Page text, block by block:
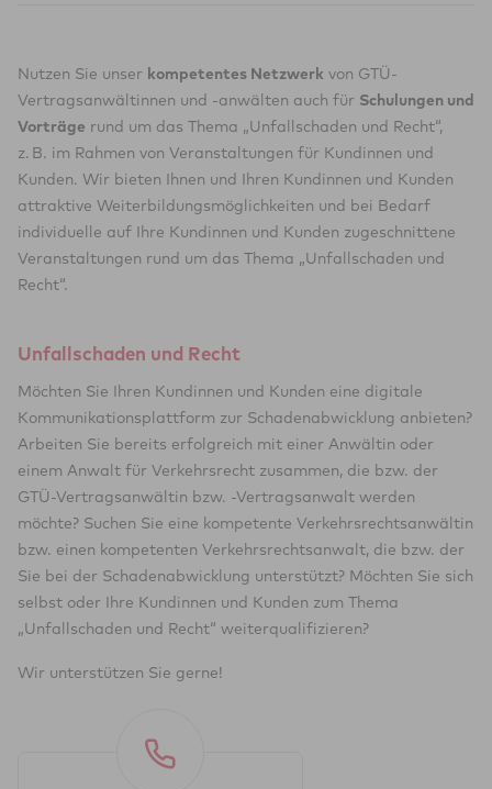
Nutzen Sie unser kompetentes Netzwerk von GTÜ-
Vertragsanwältinnen und -anwälten auch für Schulungen und
Vorträge rund um das Thema „Unfallschaden und Recht“,
z. B. im Rahmen von Veranstaltungen für Kundinnen und
Kunden. Wir bieten Ihnen und Ihren Kundinnen und Kunden
attraktive Weiterbildungsmöglichkeiten und bei Bedarf
individuelle auf Ihre Kundinnen und Kunden zugeschnittene
Veranstaltungen rund um das Thema „Unfallschaden und
Recht“.
Unfallschaden und Recht
Möchten Sie Ihren Kundinnen und Kunden eine digitale
Kommunikationsplattform zur Schadenabwicklung anbieten?
Arbeiten Sie bereits erfolgreich mit einer Anwältin oder
einem Anwalt für Verkehrsrecht zusammen, die bzw. der
GTÜ-Vertragsanwältin bzw. -Vertragsanwalt werden
möchte? Suchen Sie eine kompetente Verkehrsrechtsanwältin
bzw. einen kompetenten Verkehrsrechtsanwalt, die bzw. der
Sie bei der Schadenabwicklung unterstützt? Möchten Sie sich
selbst oder Ihre Kundinnen und Kunden zum Thema
„Unfallschaden und Recht“ weiterqualifizieren?
Wir unterstützen Sie gerne!